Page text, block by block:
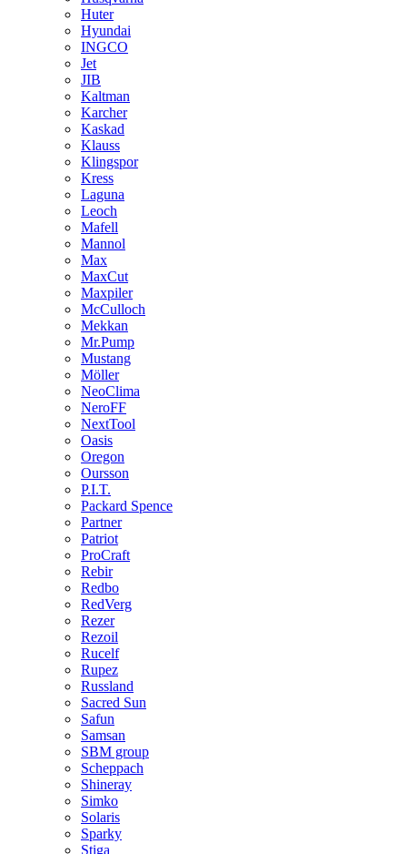
Huter
Hyundai
INGCO
Jet
JIB
Kaltman
Karcher
Kaskad
Klauss
Klingspor
Kress
Laguna
Leoch
Mafell
Mannol
Max
MaxCut
Maxpiler
McCulloch
Mekkan
Mr.Pump
Mustang
Möller
NeoClima
NeroFF
NextTool
Oasis
Oregon
Oursson
P.I.T.
Packard Spence
Partner
Patriot
ProCraft
Rebir
Redbo
RedVerg
Rezer
Rezoil
Rucelf
Rupez
Russland
Sacred Sun
Safun
Samsan
SBM group
Scheppach
Shineray
Simko
Solaris
Sparky
Stiga